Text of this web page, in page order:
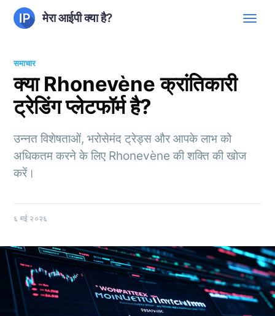
मेरा आईपी क्या है?
समाचार
क्या Rhonevène क्रांतिकारी
ट्रेडिंग प्लेटफॉर्म है?
उन्नत विशेषताओं, भरोसेमंद ट्रेड्स और आपके लाभ को
अधिकतम करने के लिए Rhonevène की शक्ति की खोज
करें।
६ मई २०२६